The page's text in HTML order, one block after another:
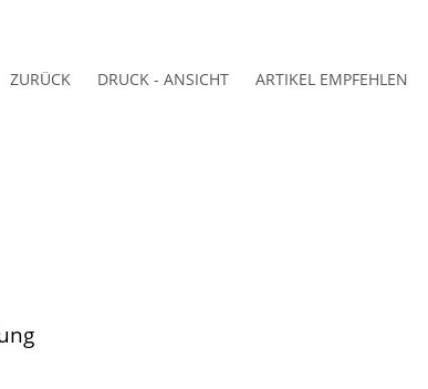
ZURÜCK DRUCK - ANSICHT ARTIKEL EMPFEHLEN